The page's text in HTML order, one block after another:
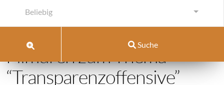
Beliebig
Suche
Über Pell-Rich Immobilien
Vermarktungsstrategien
Filmdreh zum Thema
“Transparenzoffensive”